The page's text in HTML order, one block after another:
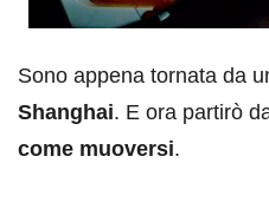
Sono appena tornata da
Shanghai. E ora partirò
come muoversi.